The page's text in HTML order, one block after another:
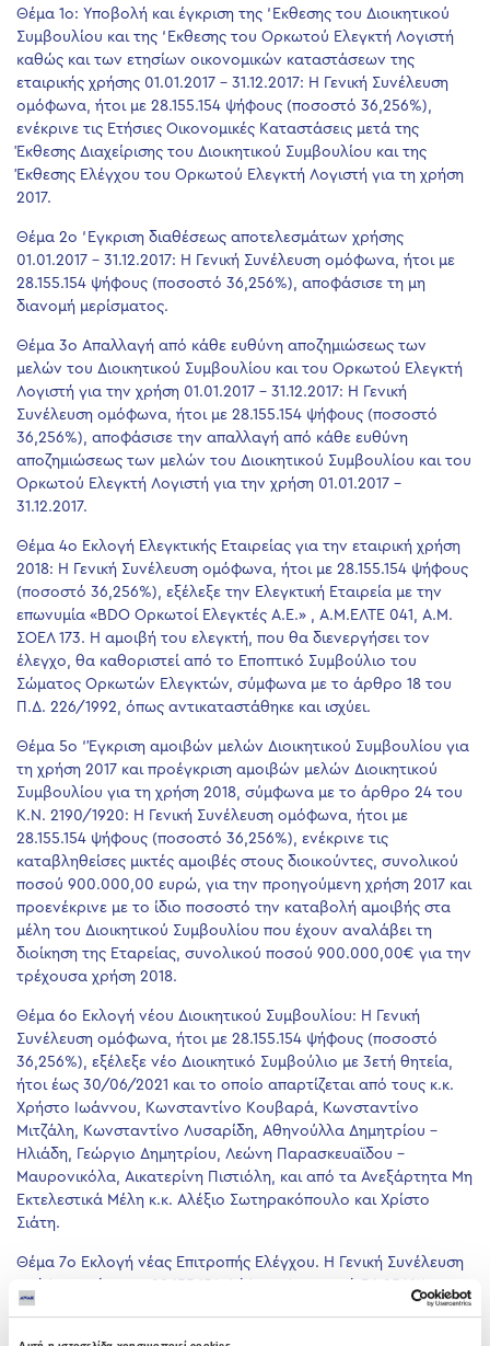
Θέμα 1ο: Υποβολή και έγκριση της ‘Εκθεσης του Διοικητικού
Συμβουλίου και της ‘Εκθεσης του Ορκωτού Ελεγκτή Λογιστή
καθώς και των ετησίων οικονομικών καταστάσεων της
εταιρικής χρήσης 01.01.2017 – 31.12.2017: Η Γενική Συνέλευση
ομόφωνα, ήτοι με 28.155.154 ψήφους (ποσοστό 36,256%),
ενέκρινε τις Ετήσιες Οικονομικές Καταστάσεις μετά της
Έκθεσης Διαχείρισης του Διοικητικού Συμβουλίου και της
Έκθεσης Ελέγχου του Ορκωτού Ελεγκτή Λογιστή για τη χρήση
2017.
Θέμα 2ο ‘Εγκριση διαθέσεως αποτελεσμάτων χρήσης
01.01.2017 – 31.12.2017: Η Γενική Συνέλευση ομόφωνα, ήτοι με
28.155.154 ψήφους (ποσοστό 36,256%), αποφάσισε τη μη
διανομή μερίσματος.
Θέμα 3ο Απαλλαγή από κάθε ευθύνη αποζημιώσεως των
μελών του Διοικητικού Συμβουλίου και του Ορκωτού Ελεγκτή
Λογιστή για την χρήση 01.01.2017 – 31.12.2017: Η Γενική
Συνέλευση ομόφωνα, ήτοι με 28.155.154 ψήφους (ποσοστό
36,256%), αποφάσισε την απαλλαγή από κάθε ευθύνη
αποζημιώσεως των μελών του Διοικητικού Συμβουλίου και του
Ορκωτού Ελεγκτή Λογιστή για την χρήση 01.01.2017 –
31.12.2017.
Θέμα 4ο Εκλογή Ελεγκτικής Εταιρείας για την εταιρική χρήση
2018: Η Γενική Συνέλευση ομόφωνα, ήτοι με 28.155.154 ψήφους
(ποσοστό 36,256%), εξέλεξε την Ελεγκτική Εταιρεία με την
επωνυμία «BDO Ορκωτοί Ελεγκτές Α.Ε.» , Α.Μ.ΕΛΤΕ 041, Α.Μ.
ΣΟΕΛ 173. Η αμοιβή του ελεγκτή, που θα διενεργήσει τον
έλεγχο, θα καθοριστεί από το Εποπτικό Συμβούλιο του
Σώματος Ορκωτών Ελεγκτών, σύμφωνα με το άρθρο 18 του
Π.Δ. 226/1992, όπως αντικαταστάθηκε και ισχύει.
Θέμα 5ο ‘Έγκριση αμοιβών μελών Διοικητικού Συμβουλίου για
τη χρήση 2017 και προέγκριση αμοιβών μελών Διοικητικού
Συμβουλίου για τη χρήση 2018, σύμφωνα με το άρθρο 24 του
Κ.Ν. 2190/1920: Η Γενική Συνέλευση ομόφωνα, ήτοι με
28.155.154 ψήφους (ποσοστό 36,256%), ενέκρινε τις
καταβληθείσες μικτές αμοιβές στους διοικούντες, συνολικού
ποσού 900.000,00 ευρώ, για την προηγούμενη χρήση 2017 και
προενέκρινε με το ίδιο ποσοστό την καταβολή αμοιβής στα
μέλη του Διοικητικού Συμβουλίου που έχουν αναλάβει τη
διοίκηση της Εταρείας, συνολικού ποσού 900.000,00€ για την
τρέχουσα χρήση 2018.
Θέμα 6ο Εκλογή νέου Διοικητικού Συμβουλίου: Η Γενική
Συνέλευση ομόφωνα, ήτοι με 28.155.154 ψήφους (ποσοστό
36,256%), εξέλεξε νέο Διοικητικό Συμβούλιο με 3ετή θητεία,
ήτοι έως 30/06/2021 και το οποίο απαρτίζεται από τους κ.κ.
Χρήστο Ιωάννου, Κωνσταντίνο Κουβαρά, Κωνσταντίνο
Μιτζάλη, Κωνσταντίνο Λυσαρίδη, Αθηνούλλα Δημητρίου –
Ηλιάδη, Γεώργιο Δημητρίου, Λεώνη Παρασκευαϊδου –
Μαυρονικόλα, Αικατερίνη Πιστιόλη, και από τα Ανεξάρτητα Μη
Εκτελεστικά Μέλη κ.κ. Αλέξιο Σωτηρακόπουλο και Χρίστο
Σιάτη.
Θέμα 7ο Εκλογή νέας Επιτροπής Ελέγχου. Η Γενική Συνέλευση
ομόφωνα, ήτοι με 28.155.154 ψήφους (ποσοστό 36,256%),
εξέλεξε ως νέα μέλη της Επιτροπής Ελέγχου τους κ.κ.